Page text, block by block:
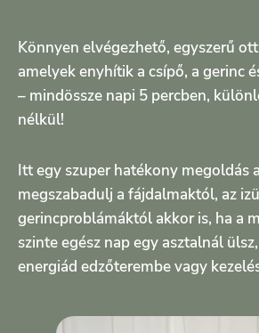
Könnyen elvégezhető, egyszerű
amelyek enyhítik a csípő, a gerinc
– mindössze napi 5 percben,
nélkül!
Itt egy szuper hatékony megoldás
megszabadulj a fájdalmaktól, az
gerincproblámáktól akkor is, ha a
szinte egész nap egy asztalnál
energiád edzőterembe vagy